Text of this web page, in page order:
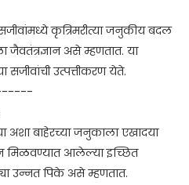
कृत्रिमरीत्या जनुकीय बदल
असे म्हणतात. या
सजीवांची उत्पत्तीकरण येते.
अशा बाहेरच्या जनुकाला एखादया
मिळवण्यात आलेल्या इच्छित
उन्नत पिके असे म्हणतात.